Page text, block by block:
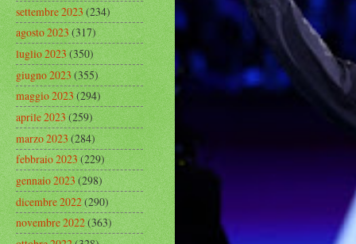
settembre 2023(234)
agosto 2023(317)
luglio 2023(350)
giugno 2023(355)
maggio 2023(294)
aprile 2023(259)
marzo 2023(284)
febbraio 2023(229)
gennaio 2023(298)
dicembre 2022(290)
novembre 2022(363)